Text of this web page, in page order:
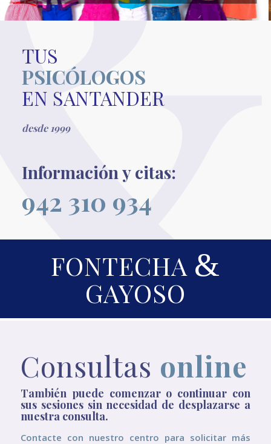
TUS
PSICÓLOGOS
EN SANTANDER
desde 1999
Información y citas:
942 310 934
FONTECHA &
GAYOSO
Consultas online
También puede comenzar o continuar con
sus sesiones sin necesidad de desplazarse a
nuestra consulta.
Contacte con nuestro centro para solicitar más